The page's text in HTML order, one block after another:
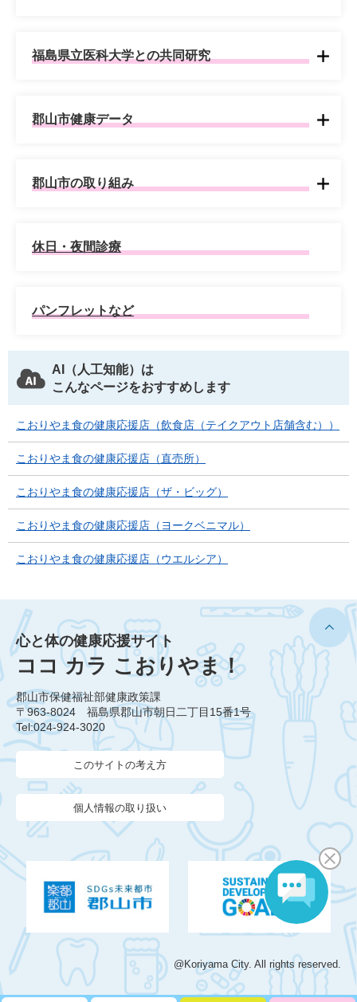
福島県立医科大学との共同研究
郡山市健康データ
郡山市の取り組み
休日・夜間診療
パンフレットなど
AI（人工知能）は
こんなページをおすすめします
こおりやま食の健康応援店（飲食店（テイクアウト店舗含む））
こおりやま食の健康応援店（直売所）
こおりやま食の健康応援店（ザ・ビッグ）
こおりやま食の健康応援店（ヨークベニマル）
こおりやま食の健康応援店（ウエルシア）
心と体の健康応援サイト
ココ カラ こおりやま！
郡山市保健福祉部健康政策課
〒963-8024 福島県郡山市朝日二丁目15番1号
Tel:024-924-3020
このサイトの考え方
個人情報の取り扱い
@Koriyama City. All rights reserved.